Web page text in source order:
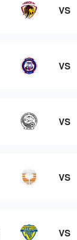
VS
VS
VS
VS
VS